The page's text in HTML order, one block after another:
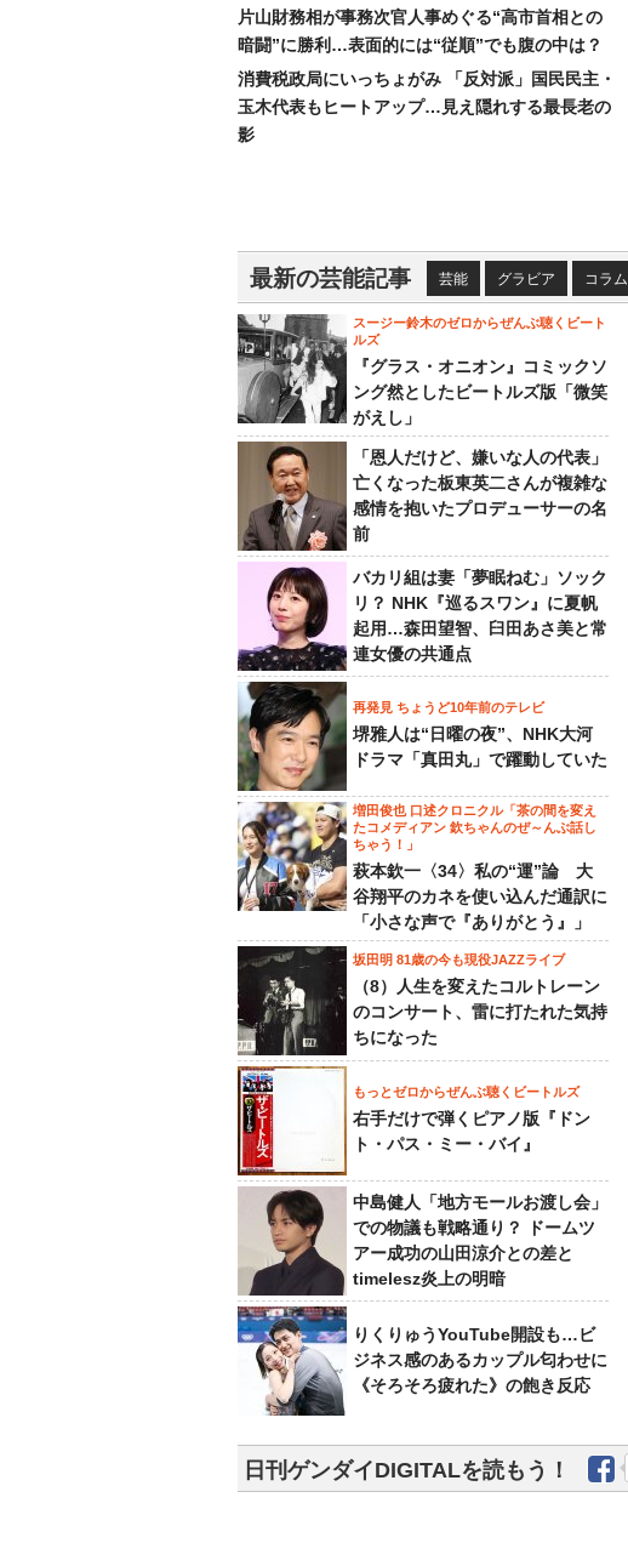
片山財務相が事務次官人事めぐる“高市首相との
暗闘”に勝利…表面的には“従順”でも腹の中は？
消費税政局にいっちょがみ 「反対派」国民民主・
玉木代表もヒートアップ…見え隠れする最長老の
影
最新の芸能記事 芸能 グラビア コラム
スージー鈴木のゼロからぜんぶ聴くビート
ルズ
『グラス・オニオン』コミックソ
ング然としたビートルズ版「微笑
がえし」
「恩人だけど、嫌いな人の代表」
亡くなった板東英二さんが複雑な
感情を抱いたプロデューサーの名
前
バカリ組は妻「夢眠ねむ」ソック
リ？ NHK『巡るスワン』に夏帆
起用…森田望智、臼田あさ美と常
連女優の共通点
再発見 ちょうど10年前のテレビ
堺雅人は“日曜の夜”、NHK大河
ドラマ「真田丸」で躍動していた
増田俊也 口述クロニクル「茶の間を変え
たコメディアン 欽ちゃんのぜ～んぶ話し
ちゃう！」
萩本欽一〈34〉私の“運”論 大
谷翔平のカネを使い込んだ通訳に
「小さな声で『ありがとう』」
坂田明 81歳の今も現役JAZZライブ
（8）人生を変えたコルトレーン
のコンサート、雷に打たれた気持
ちになった
もっとゼロからぜんぶ聴くビートルズ
右手だけで弾くピアノ版『ドン
ト・パス・ミー・バイ』
中島健人「地方モールお渡し会」
での物議も戦略通り？ ドームツ
アー成功の山田涼介との差と
timelesz炎上の明暗
りくりゅうYouTube開設も…ビ
ジネス感のあるカップル匂わせに
《そろそろ疲れた》の飽き反応
日刊ゲンダイDIGITALを読もう！